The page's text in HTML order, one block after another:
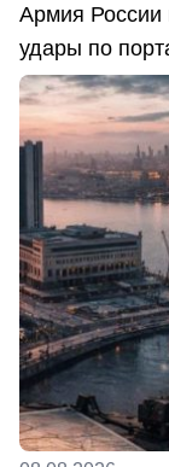
Армия России
удары по